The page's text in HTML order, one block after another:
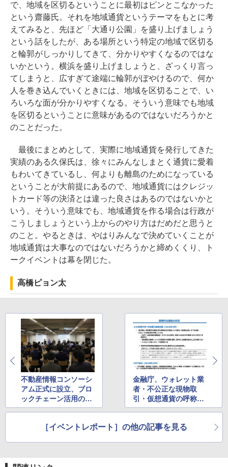
で、地域を区切るということに最初はピンとこなかった
という齋藤氏。それを地域通貨というテーマをもとに考
えてみると、先ほど「大通り公園」を盛り上げましょう
という話をしたが、ある場所という特定の地域で区切る
と輪郭がしっかりしてきて、分かりやすくなるのではな
いかという。横浜を盛り上げましょうと、ざっくり言っ
てしまうと、広すぎて途端に輪郭がぼやけるので、何か
人を巻き込んでいくときには、地域を区切ることで、い
ろいろな面が分かりやすくなる。そういう意味でも地域
を区切るということに意味があるのではないだろうかと
のことだった。
最後にまとめとして、実際に地域通貨を発行してきた
実績のある久保氏は、徐々にみんなしまとく通貨に愛着
もわいてきているし、何よりも離島のためになっている
ということが大前提にあるので、地域通貨にはクレジッ
トカード等の決済とは違った良さはあるのではないかと
いう。そういう意味でも、地域通貨を作る場合は行政が
こうしましょうという上からのやり方はだめだと思うと
のこと。やるときは、やはりみんなで決めていくことが
地域通貨は大事なのではないだろうかと締めくくり、ト
ークイベントは幕を閉じた。
高橋ピョン太
不動産情報コンソーシ
アム正式に設立、ブロ
ックチェーン活用の不
動産情報共有始動へ
金融庁、ウォレット業
者・不公正な現物取
引・仮想通貨の呼称・I
COに関する規制要否
［イベントレポート］の他の記事を見る